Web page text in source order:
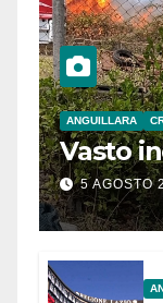
ANGUILLARA
Vasto
5 AGOSTO